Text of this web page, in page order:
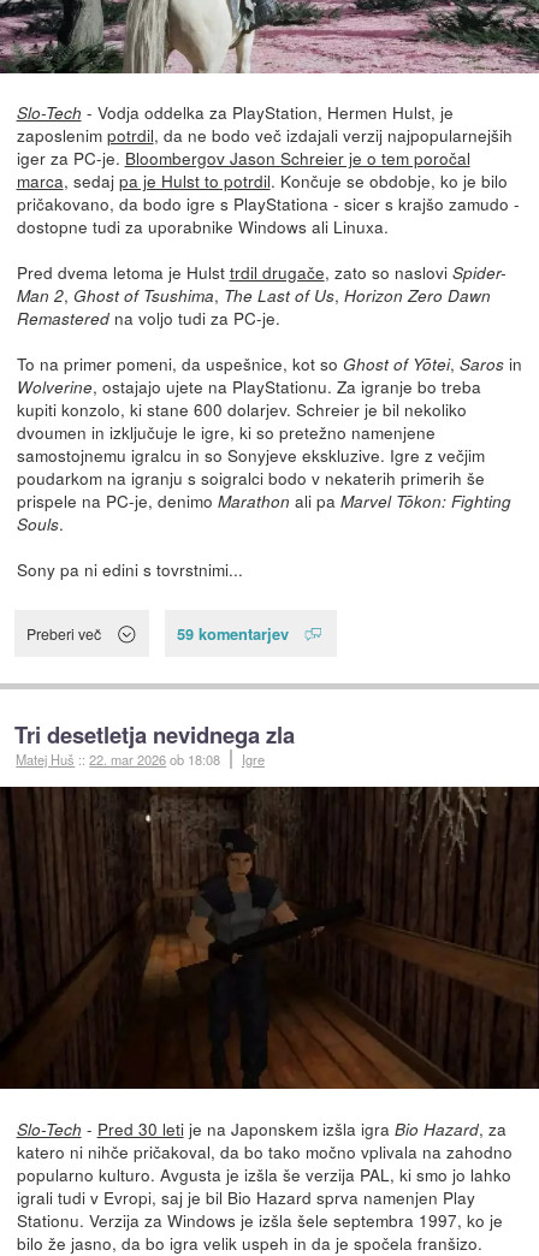
Slo-Tech - Vodja oddelka za PlayStation, Hermen Hulst, je
zaposlenim potrdil, da ne bodo več izdajali verzij najpopularnejših
iger za PC-je. Bloombergov Jason Schreier je o tem poročal
marca, sedaj pa je Hulst to potrdil. Končuje se obdobje, ko je bilo
pričakovano, da bodo igre s PlayStationa - sicer s krajšo zamudo -
dostopne tudi za uporabnike Windows ali Linuxa.
Pred dvema letoma je Hulst trdil drugače, zato so naslovi Spider-
Man 2, Ghost of Tsushima, The Last of Us, Horizon Zero Dawn
Remasteredna voljo tudi za PC-je.
To na primer pomeni, da uspešnice, kot so Ghost of Yōtei, Sarosin
Wolverine, ostajajo ujete na PlayStationu. Za igranje bo treba
kupiti konzolo, ki stane 600 dolarjev. Schreier je bil nekoliko
dvoumen in izključuje le igre, ki so pretežno namenjene
samostojnemu igralcu in so Sonyjeve ekskluzive. Igre z večjim
poudarkom na igranju s soigralci bodo v nekaterih primerih še
prispele na PC-je, denimo Marathon ali pa Marvel Tōkon: Fighting
Souls.
Sony pa ni edini s tovrstnimi...
Preberi več 59 komentarjev
Tri desetletja nevidnega zla
Matej Huš ::22. mar 2026ob 18:08 Igre
Slo-Tech - Pred 30 letije na Japonskem izšla igra Bio Hazard, za
katero ni nihče pričakoval, da bo tako močno vplivala na zahodno
popularno kulturo. Avgusta je izšla še verzija PAL, ki smo jo lahko
igrali tudi v Evropi, saj je bil Bio Hazard sprva namenjen Play
Stationu. Verzija za Windows je izšla šele septembra 1997, ko je
bilo že jasno, da bo igra velik uspeh in da je spočela franšizo.